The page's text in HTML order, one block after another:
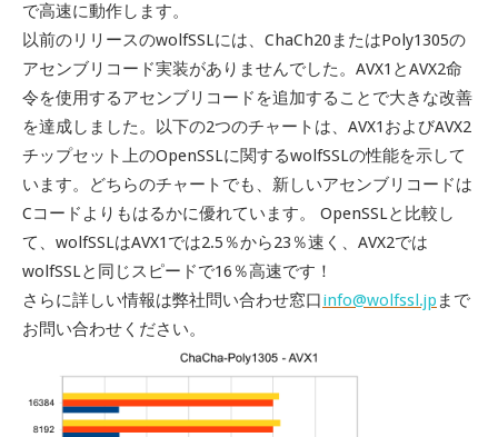
で高速に動作します。
以前のリリースのwolfSSLには、ChaCh20またはPoly1305の
アセンブリコード実装がありませんでした。AVX1とAVX2命
令を使用するアセンブリコードを追加することで大きな改善
を達成しました。以下の2つのチャートは、AVX1およびAVX2
チップセット上のOpenSSLに関するwolfSSLの性能を示して
います。どちらのチャートでも、新しいアセンブリコードは
Cコードよりもはるかに優れています。 OpenSSLと比較し
て、wolfSSLはAVX1では2.5％から23％速く、AVX2では
wolfSSLと同じスピードで16％高速です！
さらに詳しい情報は弊社問い合わせ窓口info@wolfssl.jp まで
お問い合わせください。